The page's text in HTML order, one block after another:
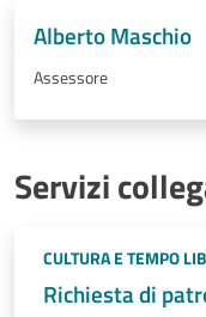
Alberto Maschio
Assessore
Servizi
CULTURA E TEMPO
Richiesta di